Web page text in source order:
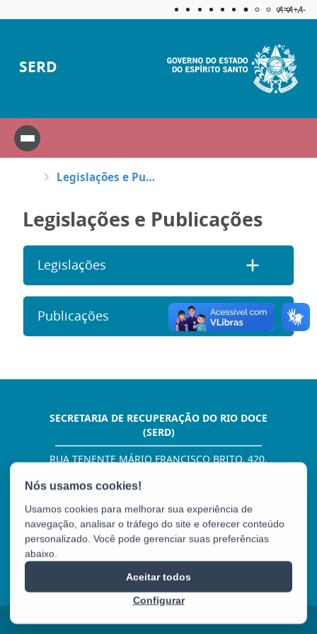
Aplicar
A=A+A-
SERD
Legislações e Publicações
Legislações e Publicações
Legislações
Publicações
SECRETARIA DE RECUPERAÇÃO DO RIO DOCE
(SERD)
RUA TENENTE MÁRIO FRANCISCO BRITO, 420,
Tel.: (27) 3636-1450
E-mail: gabinete@serd.es.gov.br
Usamos cookies para melhorar sua experiência de
navegação, analisar o tráfego do site e oferecer conteúdo
personalizado. Você pode gerenciar suas preferências
abaixo.
Configurar
Aceitar todos